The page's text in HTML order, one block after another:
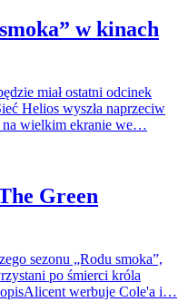
w kinach
miał ostatni odcinek
Helios wyszła naprzeciw
na wielkim ekranie we…
Green
sezonu „Rodu smoka”,
po śmierci króla
werbuje Cole'a i…